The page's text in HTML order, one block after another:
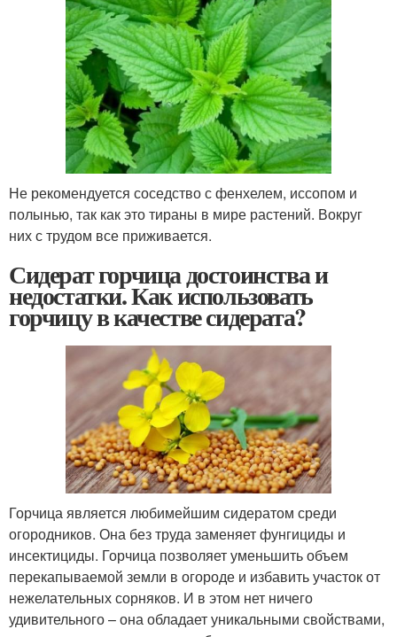
Не рекомендуется соседство с фенхелем, иссопом и
полынью, так как это тираны в мире растений. Вокруг
них с трудом все приживается.
Сидерат горчица достоинства и
недостатки. Как использовать
горчицу в качестве сидерата?
Горчица является любимейшим сидератом среди
огородников. Она без труда заменяет фунгициды и
инсектициды. Горчица позволяет уменьшить объем
перекапываемой земли в огороде и избавить участок от
нежелательных сорняков. И в этом нет ничего
удивительного – она обладает уникальными свойствами,